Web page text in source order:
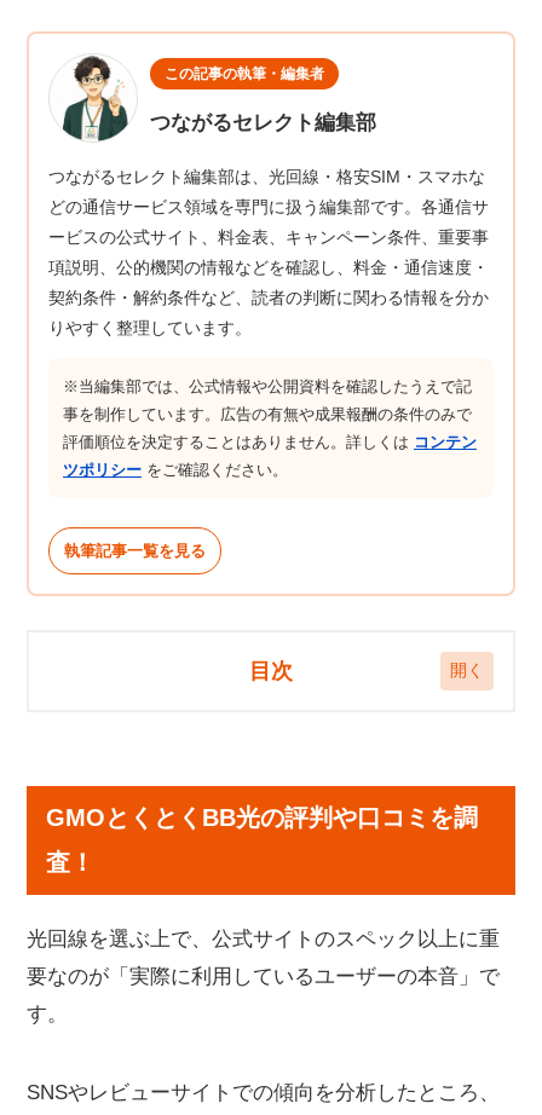
この記事の執筆・編集者
つながるセレクト編集部
つながるセレクト編集部は、光回線・格安SIM・スマホな
どの通信サービス領域を専門に扱う編集部です。各通信サ
ービスの公式サイト、料金表、キャンペーン条件、重要事
項説明、公的機関の情報などを確認し、料金・通信速度・
契約条件・解約条件など、読者の判断に関わる情報を分か
りやすく整理しています。
※当編集部では、公式情報や公開資料を確認したうえで記
事を制作しています。広告の有無や成果報酬の条件のみで
評価順位を決定することはありません。詳しくは コンテン
ツポリシー をご確認ください。
執筆記事一覧を見る
目次
GMOとくとくBB光の良い口コミ
GMOとくとくBB光の悪い口コミ
月額料金が業界最安級
高額キャッシュバック特典がある
契約期間の縛りなし・違約金ゼロ
GMOとくとくBB光の評判や口コミを調
査！
光回線を選ぶ上で、公式サイトのスペック以上に重
要なのが「実際に利用しているユーザーの本音」で
す。
SNSやレビューサイトでの傾向を分析したところ、